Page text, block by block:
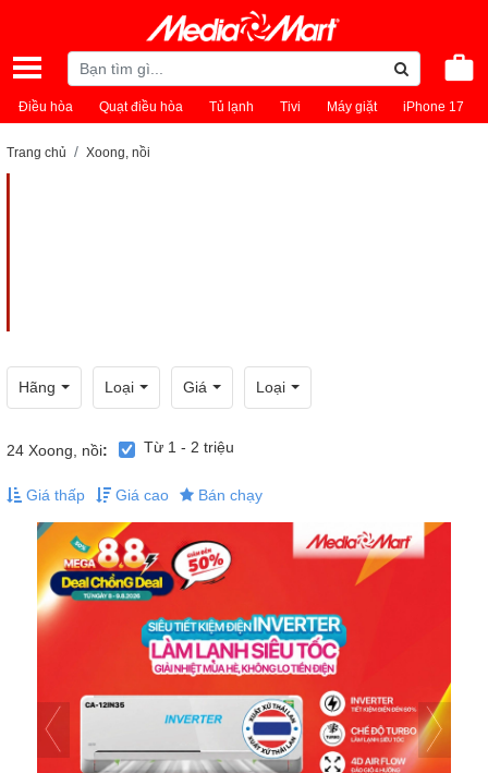
Điều hòa Quạt điều hòa Tủ lạnh Tivi Máy giặt iPhone 17
Trang chủ Xoong, nồi
Hãng Loại Giá Loại
24 Xoong, nồi: Từ 1 - 2 triệu
Giá thấp Giá cao Bán chạy